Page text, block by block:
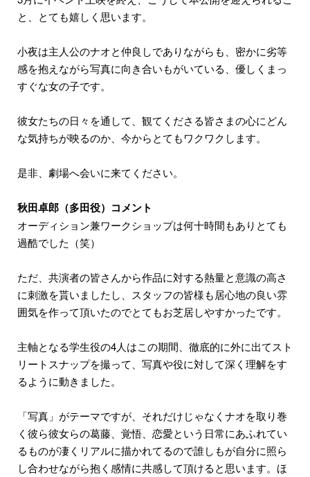
と、とても嬉しく思います。
小夜は主人公のナオと仲良しでありながらも、密かに劣等
感を抱えながら写真に向き合いもがいている、優しくまっ
すぐな女の子です。
彼女たちの日々を通して、観てくださる皆さまの心にどん
な気持ちが映るのか、今からとてもワクワクします。
是非、劇場へ会いに来てください。
秋田卓郎（多田役）コメント
オーディション兼ワークショップは何十時間もありとても
過酷でした（笑）
ただ、共演者の皆さんから作品に対する熱量と意識の高さ
に刺激を貰いましたし、スタッフの皆様も居心地の良い雰
囲気を作って頂いたのでとてもお芝居しやすかったです。
主軸となる学生役の4人はこの期間、徹底的に外に出てスト
リートスナップを撮って、写真や役に対して深く理解をす
るように動きました。
「写真」がテーマですが、それだけじゃなくナオを取り巻
く彼ら彼女らの葛藤、覚悟、恋愛という日常にあふれてい
るものが凄くリアルに描かれてるので誰しもが自分に照ら
し合わせながら抱く感情に共感して頂けると思います。ほ